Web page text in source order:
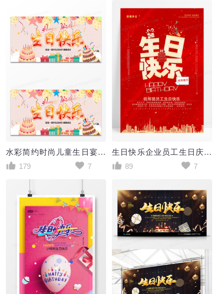
水彩简约时尚儿童生日宴生日快乐百岁宴展板设计
179
7
生日快乐企业员工生日庆祝满月宴海报
89
7